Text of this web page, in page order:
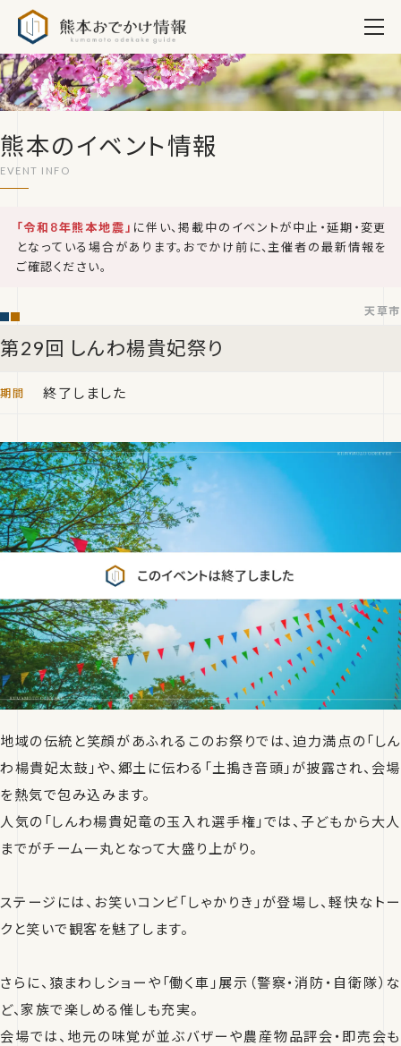
熊本のイベント情報
「令和8年熊本地震」 に伴い、掲載中のイベントが中止・延期・変更
となっている場合があります。おでかけ前に、主催者の最新情報を
ご確認ください。
第29回 しんわ楊貴妃祭り
天草市
終了しました
地域の伝統と笑顔があふれるこのお祭りでは、迫力満点の「しん
わ楊貴妃太鼓」や、郷土に伝わる「土搗き音頭」が披露され、会場
を熱気で包み込みます。
人気の「しんわ楊貴妃竜の玉入れ選手権」では、子どもから大人
までがチーム一丸となって大盛り上がり。
ステージには、お笑いコンビ「しゃかりき」が登場し、軽快なトー
クと笑いで観客を魅了します。
さらに、猿まわしショーや「働く車」展示（警察・消防・自衛隊）な
ど、家族で楽しめる催しも充実。
会場では、地元の味覚が並ぶバザーや農産物品評会・即売会も